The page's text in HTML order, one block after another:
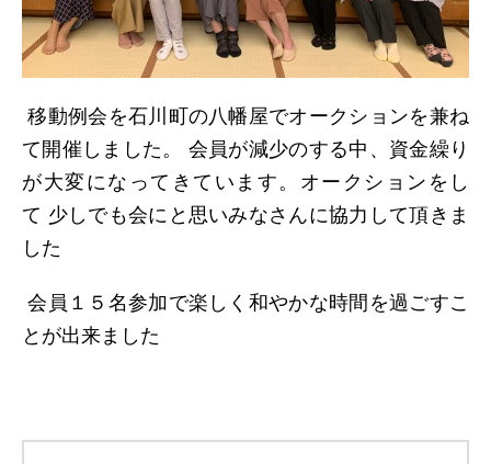
日本北リジョン
JAPAN KITA
リンク
移動例会を石川町の八幡屋でオークションを兼ね
て開催しました。 会員が減少のする中、資金繰り
が大変になってきています。オークションをし
て 少しでも会にと思いみなさんに協力して頂きま
した
会員１５名参加で楽しく和やかな時間を過ごすこ
とが出来ました